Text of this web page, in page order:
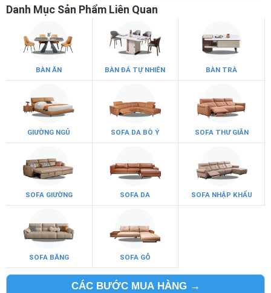
Danh Mục Sản Phẩm Liên Quan
BÀN ĂN BÀN ĐÁ TỰ NHIÊN BÀN TRÀ
GIƯỜNG NGỦ SOFA DA BÒ Ý SOFA THƯ GIÃN
SOFA GIƯỜNG SOFA DA SOFA NHẬP KHẨU
SOFA BĂNG SOFA GỖ
CÁC BƯỚC MUA HÀNG →